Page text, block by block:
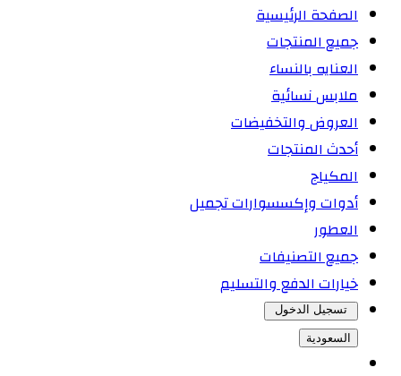
الصفحة الرئيسية
جميع المنتجات
العنايه بالنساء
ملابس نسائية
العروض والتخفيضات
أحدث المنتجات
المكياج
أدوات وإكسسوارات تجميل
العطور
جميع التصنيفات
خيارات الدفع والتسليم
تسجيل الدخول
السعودية